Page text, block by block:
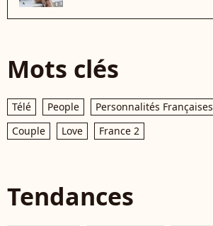
Mots clés
Télé People Personnalités Françaises
Couple
Love France 2
Tendances